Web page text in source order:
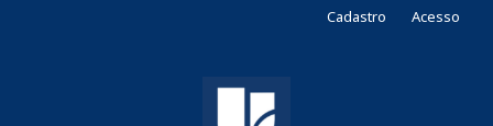
Cadastro Acesso